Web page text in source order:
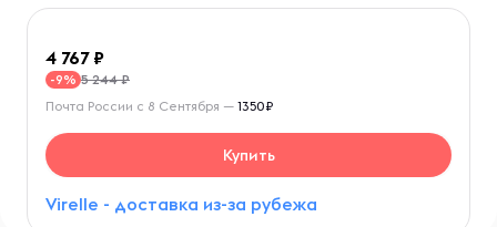
4 767
-9% 5 244 ₽
Virelle - доставка из-за рубежа
Почта России с 8 Сентября — 1350₽
Купить